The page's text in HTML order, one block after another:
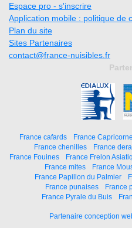
Espace pro - s'inscrire
Application mobile : politique de
Plan du site
Sites Partenaires
contact@france-nuisibles.fr
France cafards France
France chenilles
France
France Fouines
France Frelon
France mites
France
France Papillon du Palmier
France punaises
France
France Pyrale du Buis
Partenaire conception